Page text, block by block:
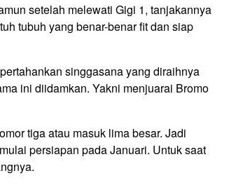
setelah melewati Gigi 1, tanjakannya
tubuh yang benar-benar fit dan siap
singgasana yang diraihnya
ini diidamkan. Yakni menjuarai Bromo
tiga atau masuk lima besar. Jadi
persiapan pada Januari. Untuk saat